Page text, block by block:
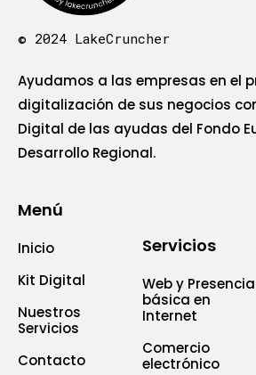
© 2024 LakeCruncher
Ayudamos a las empresas en el
digitalización de sus negocios
Digital de las ayudas del Fondo
Desarrollo Regional.
Menú
Inicio
Kit Digital
Nuestros
Servicios
Contacto
Servicios
Web y Presencia
básica en
Internet
Comercio
electrónico